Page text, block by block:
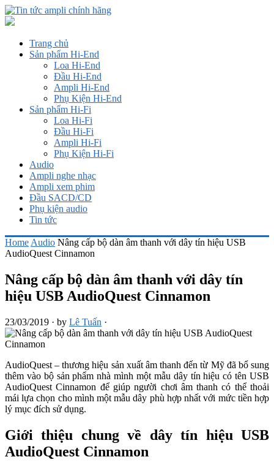
Trang chủ
Sản phẩm Hi-End
Loa Hi-End
Đầu Hi-End
Ampli Hi-End
Phụ Kiện Hi-End
Sản phẩm Hi-Fi
Loa Hi-Fi
Đầu Hi-Fi
Ampli Hi-Fi
Phụ Kiện Hi-Fi
Audio
Ampli nghe nhạc
Ampli xem phim
Đầu SACD/CD
Phụ kiện audio
Tin tức
Home Audio Nâng cấp bộ dàn âm thanh với dây tín hiệu USB
AudioQuest Cinnamon
Nâng cấp bộ dàn âm thanh với dây tín
hiệu USB AudioQuest Cinnamon
23/03/2019 · by Lê Tuấn ·
AudioQuest – thương hiệu sản xuất âm thanh đến từ Mỹ đã bổ sung
thêm vào bộ sản phẩm nhà mình một mẫu dây tín hiệu có tên USB
AudioQuest Cinnamon để giúp người chơi âm thanh có thể thoải
mái lựa chọn cho mình một mẫu dây phù hợp nhất với mức tiền hợp
lý mục đích sử dụng.
Giới thiệu chung về dây tín hiệu USB
AudioQuest Cinnamon